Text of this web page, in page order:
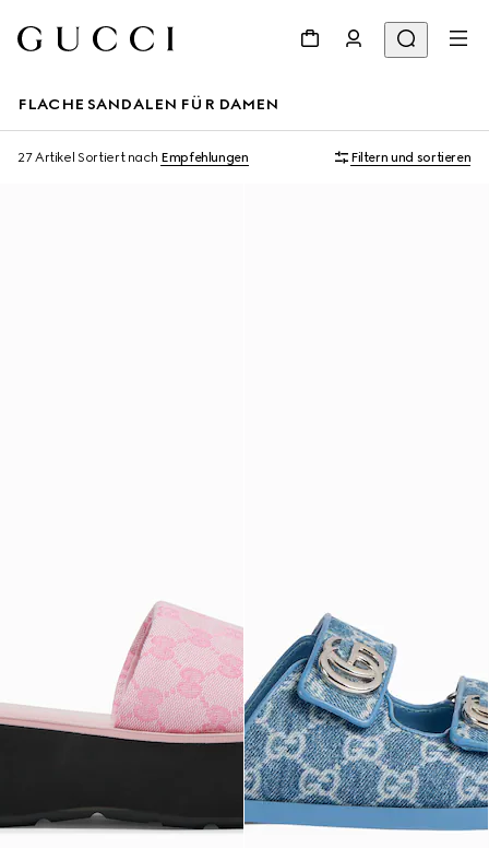
FLACHE SANDALEN FÜR DAMEN
27 Artikel Sortiert nach Empfehlungen Filtern und sortieren